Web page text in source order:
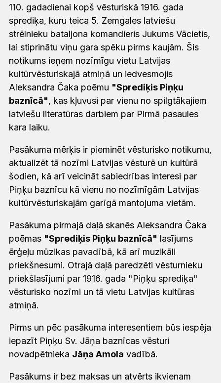
110. gadadienai kopš vēsturiskā 1916. gada
sprediķa, kuru teica 5. Zemgales latviešu
strēlnieku bataljona komandieris Jukums Vācietis,
lai stiprinātu viņu gara spēku pirms kaujām. Šis
notikums ieņem nozīmīgu vietu Latvijas
kultūrvēsturiskajā atmiņā un iedvesmojis
Aleksandra Čaka poēmu "Sprediķis Piņķu
baznīcā", kas kļuvusi par vienu no spilgtākajiem
latviešu literatūras darbiem par Pirmā pasaules
kara laiku.
Pasākuma mērķis ir pieminēt vēsturisko notikumu,
aktualizēt tā nozīmi Latvijas vēsturē un kultūrā
šodien, kā arī veicināt sabiedrības interesi par
Piņķu baznīcu kā vienu no nozīmīgām Latvijas
kultūrvēsturiskajām garīgā mantojuma vietām.
Pasākuma pirmajā daļā skanēs Aleksandra Čaka
poēmas "Sprediķis Piņķu baznīcā" lasījums
ērģeļu mūzikas pavadībā, kā arī muzikāli
priekšnesumi. Otrajā daļā paredzēti vēsturnieku
priekšlasījumi par 1916. gada "Piņķu sprediķa"
vēsturisko nozīmi un tā vietu Latvijas kultūras
atmiņā.
Pirms un pēc pasākuma interesentiem būs iespēja
iepazīt Piņķu Sv. Jāņa baznīcas vēsturi
novadpētnieka Jāņa Amola vadībā.
Pasākums ir bez maksas un atvērts ikvienam